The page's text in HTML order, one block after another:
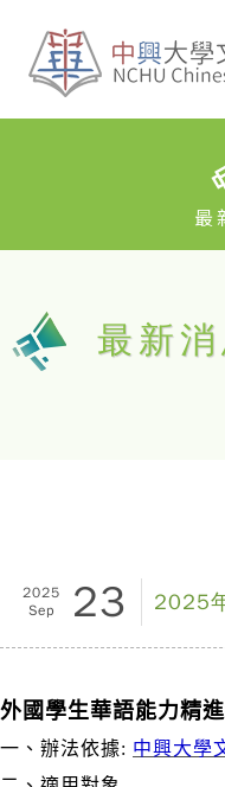
最
最新消
2025
Sep
23 2025
外國學生華語能力精
一、辦法依據: 中興大學